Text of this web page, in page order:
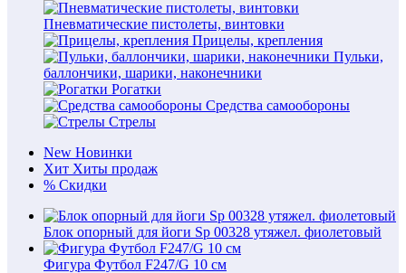
Пневматические пистолеты, винтовки
Прицелы, крепления
Пульки,
баллончики, шарики, наконечники
Рогатки
Средства самообороны
Стрелы
New Новинки
Хит Хиты продаж
% Скидки
Блок опорный для йоги Sp 00328 утяжел. фиолетовый
Фигура Футбол F247/G 10 см